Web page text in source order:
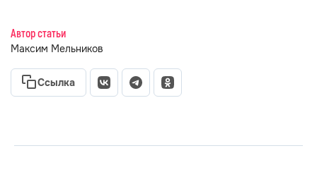
Автор статьи
Максим Мельников
Ссылка